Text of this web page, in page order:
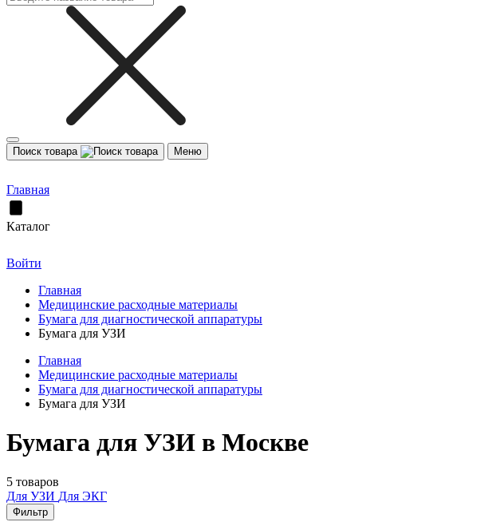
Поиск товара Меню
Главная
Каталог
Войти
Главная
Медицинские расходные материалы
Бумага для диагностической аппаратуры
Бумага для УЗИ
Главная
Медицинские расходные материалы
Бумага для диагностической аппаратуры
Бумага для УЗИ
Бумага для УЗИ в Москве
5 товаров
Для УЗИ Для ЭКГ
Фильтр